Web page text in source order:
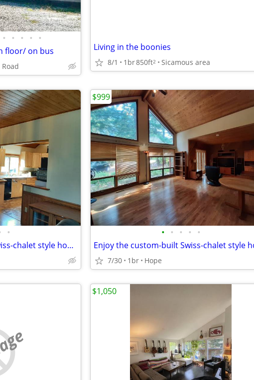
• • • • •
floor/ on bus Living in the boonies
8/1 1br850ft2 Sicamous area
•
Enjoy the custom-built Swiss-chalet style home with only 1 more person
• • • • •
7/30 1br Hope
$999
$1,050